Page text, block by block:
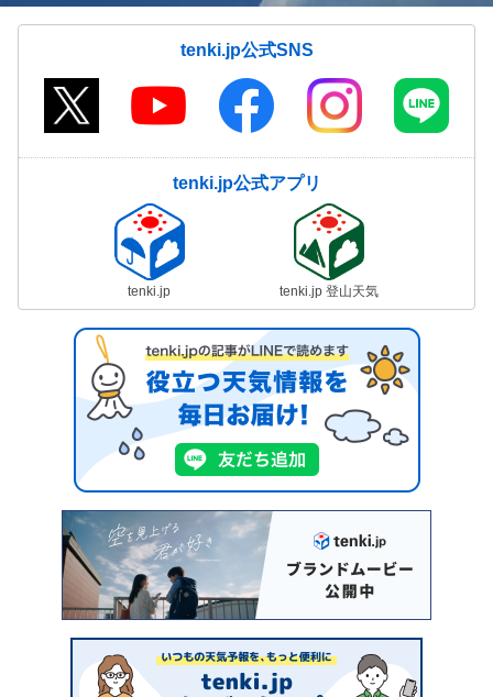
tenki.jp公式SNS
tenki.jp公式アプリ
tenki.jp tenki.jp 登山天気